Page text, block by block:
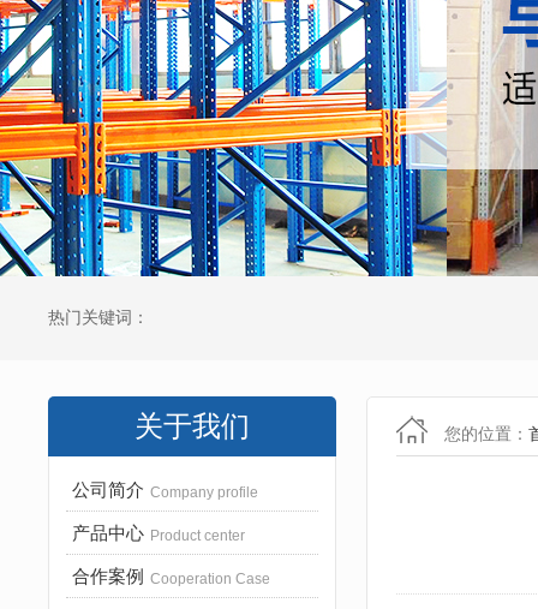
热门关键词：
关于我们
公司简介 Company profile
产品中心 Product center
合作案例 Cooperation Case
您的位置：